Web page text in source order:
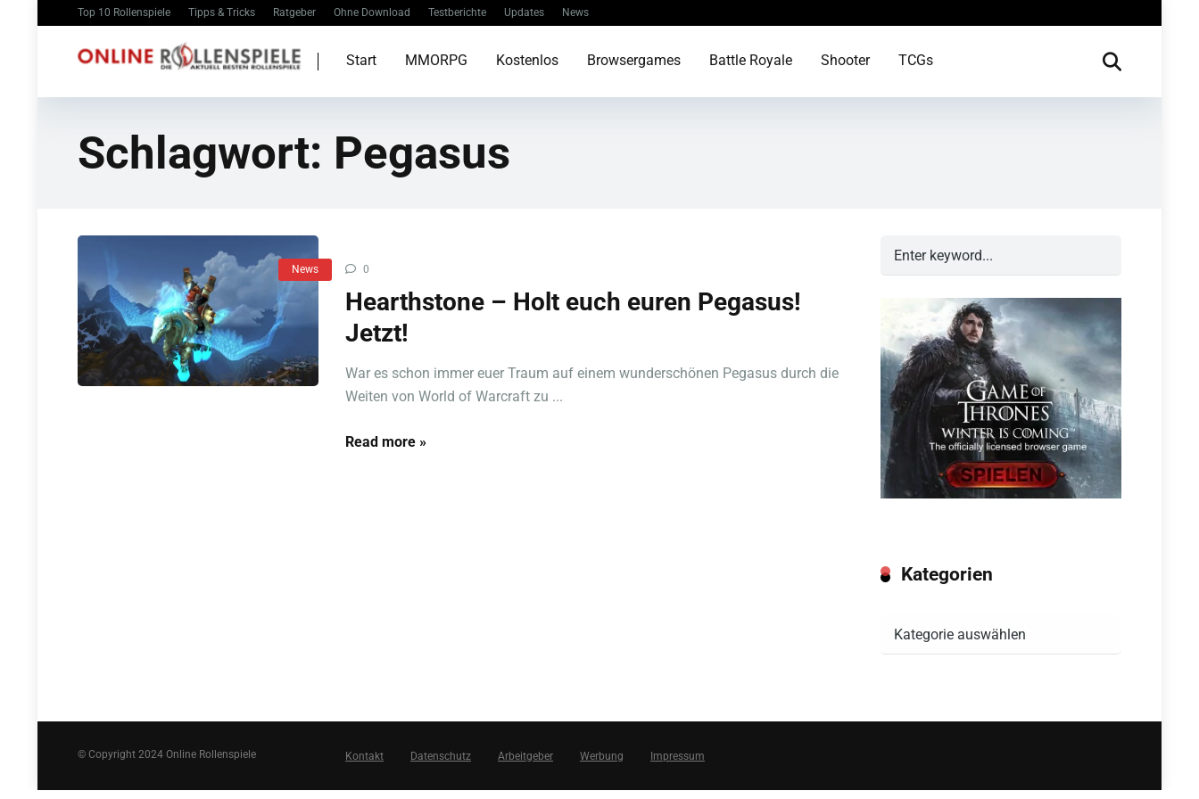
Top 10 Rollenspiele Tipps & Tricks Ratgeber Ohne Download Testberichte Updates News
Start MMORPG Kostenlos Browsergames Battle Royale Shooter TCGs
Schlagwort: Pegasus
News 0
Hearthstone – Holt euch euren Pegasus!
Jetzt!
War es schon immer euer Traum auf einem wunderschönen Pegasus durch die
Weiten von World of Warcraft zu ...
Read more »
Kategorien
© Copyright 2024 Online Rollenspiele Kontakt Datenschutz Arbeitgeber Werbung Impressum